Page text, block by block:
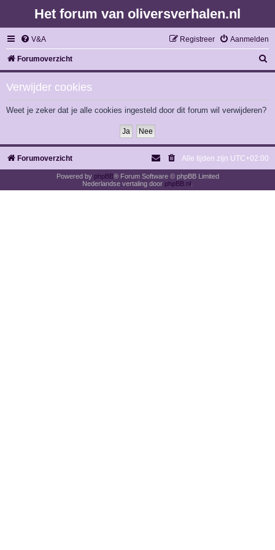
Het forum van oliversverhalen.nl
V&A Aanmelden
Registreer
Forumoverzicht
o
Verwijder cookies
Weet je zeker dat je alle cookies ingesteld door dit forum wil verwijderen?
Forumoverzicht Alle tijden zijn UTC+02:00
Powered by phpBB® Forum Software © phpBB Limited
Nederlandse vertaling door phpBB.nl